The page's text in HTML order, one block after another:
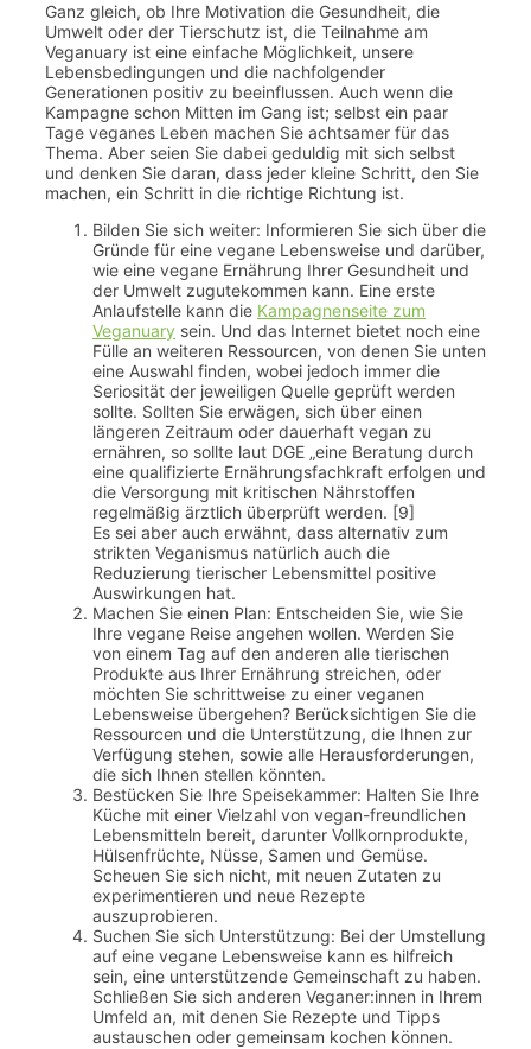
Ganz gleich, ob Ihre Motivation die Gesundheit, die
Umwelt oder der Tierschutz ist, die Teilnahme am
Veganuary ist eine einfache Möglichkeit, unsere
Lebensbedingungen und die nachfolgender
Generationen positiv zu beeinflussen. Auch wenn die
Kampagne schon Mitten im Gang ist; selbst ein paar
Tage veganes Leben machen Sie achtsamer für das
Thema. Aber seien Sie dabei geduldig mit sich selbst
und denken Sie daran, dass jeder kleine Schritt, den Sie
machen, ein Schritt in die richtige Richtung ist.
Bilden Sie sich weiter: Informieren Sie sich über die
Gründe für eine vegane Lebensweise und darüber,
wie eine vegane Ernährung Ihrer Gesundheit und
der Umwelt zugutekommen kann. Eine erste
Anlaufstelle kann die Kampagnenseite zum
Veganuary sein. Und das Internet bietet noch eine
Fülle an weiteren Ressourcen, von denen Sie unten
eine Auswahl finden, wobei jedoch immer die
Seriosität der jeweiligen Quelle geprüft werden
sollte. Sollten Sie erwägen, sich über einen
längeren Zeitraum oder dauerhaft vegan zu
ernähren, so sollte laut DGE „eine Beratung durch
eine qualifizierte Ernährungsfachkraft erfolgen und
die Versorgung mit kritischen Nährstoffen
regelmäßig ärztlich überprüft werden. [9]
Es sei aber auch erwähnt, dass alternativ zum
strikten Veganismus natürlich auch die
Reduzierung tierischer Lebensmittel positive
Auswirkungen hat.
Machen Sie einen Plan: Entscheiden Sie, wie Sie
Ihre vegane Reise angehen wollen. Werden Sie
von einem Tag auf den anderen alle tierischen
Produkte aus Ihrer Ernährung streichen, oder
möchten Sie schrittweise zu einer veganen
Lebensweise übergehen? Berücksichtigen Sie die
Ressourcen und die Unterstützung, die Ihnen zur
Verfügung stehen, sowie alle Herausforderungen,
die sich Ihnen stellen könnten.
Bestücken Sie Ihre Speisekammer: Halten Sie Ihre
Küche mit einer Vielzahl von vegan-freundlichen
Lebensmitteln bereit, darunter Vollkornprodukte,
Hülsenfrüchte, Nüsse, Samen und Gemüse.
Scheuen Sie sich nicht, mit neuen Zutaten zu
experimentieren und neue Rezepte
auszuprobieren.
Suchen Sie sich Unterstützung: Bei der Umstellung
auf eine vegane Lebensweise kann es hilfreich
sein, eine unterstützende Gemeinschaft zu haben.
Schließen Sie sich anderen Veganer:innen in Ihrem
Umfeld an, mit denen Sie Rezepte und Tipps
austauschen oder gemeinsam kochen können.